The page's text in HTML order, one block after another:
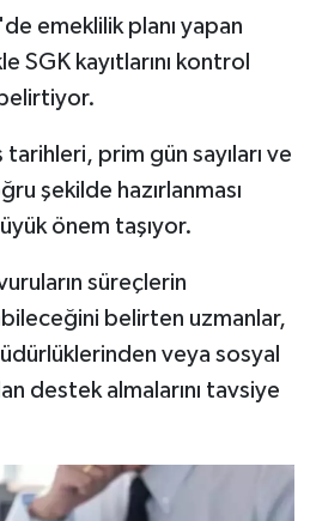
emeklilik planı yapan
SGK kayıtlarını kontrol
prim gün sayıları ve
şekilde hazırlanması
önem taşıyor.
süreçlerin
belirten uzmanlar,
veya sosyal
destek almalarını tavsiye